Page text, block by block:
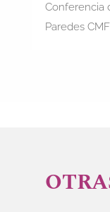
Conferencia
Paredes